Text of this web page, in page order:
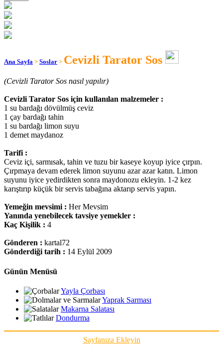
Ana Sayfa > Soslar > Cevizli Tarator Sos
(Cevizli Tarator Sos nasıl yapılır)
Cevizli Tarator Sos için kullanılan malzemeler :
1 su bardağı dövülmüş ceviz
1 çay bardağı tahin
1 su bardağı limon suyu
1 demet maydanoz
Tarifi :
Ceviz içi, sarmısak, tahin ve tuzu bir kaseye koyup iyice çırpın.
Çırpmaya devam ederek limon suyunu azar azar katın. Limon
suyunu iyice yedirdikten sonra maydonozu ekleyin. 1-2 kez
karıştırıp küçük bir servis tabağına aktarıp servis yapın.
Yemeğin mevsimi : Her Mevsim
Yanında yenebilecek tavsiye yemekler :
Kaç Kişilik : 4
Gönderen : kartal72
Gönderdiği tarih : 14 Eylül 2009
Günün Menüsü
Yayla Çorbası
Yaprak Sarması
Makarna Salatası
Dondurma
Sayfanıza Ekleyin